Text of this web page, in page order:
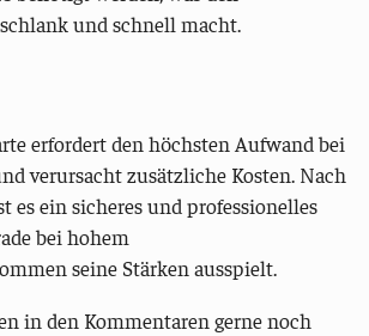
und schnell macht.
erfordert den höchsten Aufwand bei
verursacht zusätzliche Kosten. Nach
es ein sicheres und professionelles
bei hohem
seine Stärken ausspielt.
in den Kommentaren gerne noch